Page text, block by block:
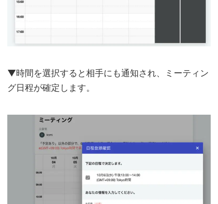
▼時間を選択すると相手にも通知され、ミーティン
グ日程が確定します。